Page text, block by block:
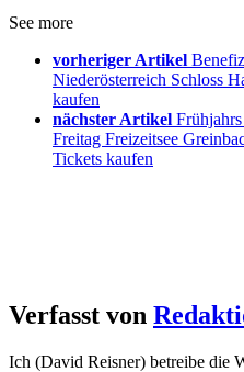
See more
vorheriger Artikel
Niederösterreich Schloss
kaufen
nächster Artikel
Freitag Freizeitsee
Tickets kaufen
Verfasst von
Ich (David Reisner) betreibe die